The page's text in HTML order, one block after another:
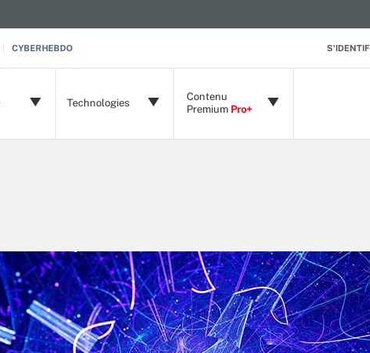
CYBERHEBDO
Technologies
Contenu
Premium Pro+